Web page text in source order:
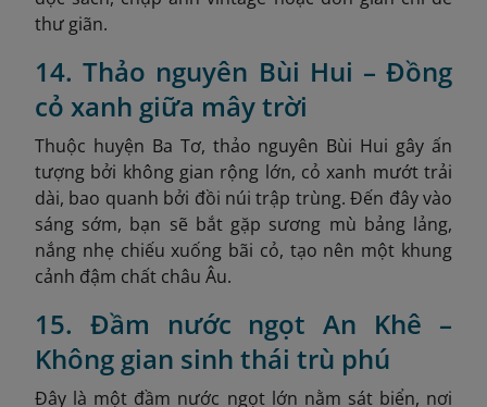
thư giãn.
14. Thảo nguyên Bùi Hui – Đồng
cỏ xanh giữa mây trời
Thuộc huyện Ba Tơ, thảo nguyên Bùi Hui gây ấn
tượng bởi không gian rộng lớn, cỏ xanh mướt trải
dài, bao quanh bởi đồi núi trập trùng. Đến đây vào
sáng sớm, bạn sẽ bắt gặp sương mù bảng lảng,
nắng nhẹ chiếu xuống bãi cỏ, tạo nên một khung
cảnh đậm chất châu Âu.
15. Đầm nước ngọt An Khê –
Không gian sinh thái trù phú
Đây là một đầm nước ngọt lớn nằm sát biển, nơi